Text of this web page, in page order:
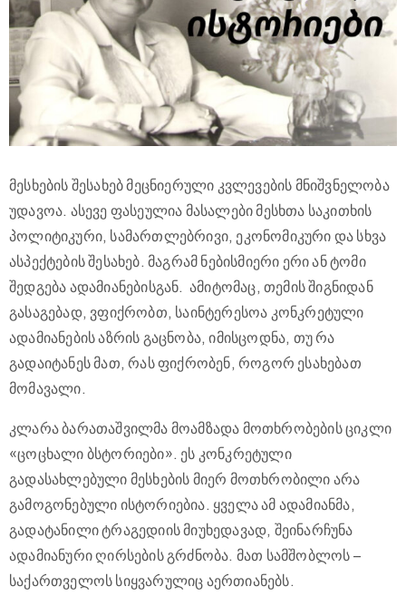
მესხების შესახებ მეცნიერული კვლევების მნიშვნელობა
უდავოა. ასევე ფასეულია მასალები მესხთა საკითხის
პოლიტიკური, სამართლებრივი, ეკონომიკური და სხვა
ასპექტების შესახებ. მაგრამ ნებისმიერი ერი ან ტომი
შედგება ადამიანებისგან. ამიტომაც, თემის შიგნიდან
გასაგებად, ვფიქრობთ, საინტერესოა კონკრეტული
ადამიანების აზრის გაცნობა, იმისცოდნა, თუ რა
გადაიტანეს მათ, რას ფიქრობენ, როგორ ესახებათ
მომავალი.
კლარა ბარათაშვილმა მოამზადა მოთხრობების ციკლი
«ცოცხალი ბსტორიები». ეს კონკრეტული
გადასახლებული მესხების მიერ მოთხრობილი არა
გამოგონებული ისტორიებია. ყველა ამ ადამიანმა,
გადატანილი ტრაგედიის მიუხედავად, შეინარჩუნა
ადამიანური ღირსების გრძნობა. მათ სამშობლოს –
საქართველოს სიყვარულიც აერთიანებს.